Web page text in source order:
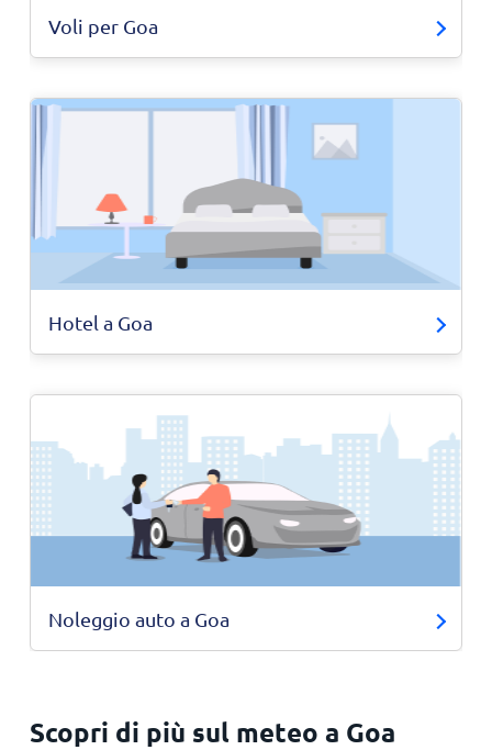
Voli per Goa
Hotel a Goa
Noleggio auto a Goa
Scopri di più sul meteo a Goa